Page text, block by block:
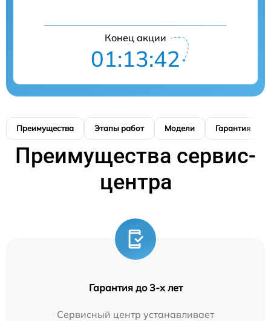
Конец акции
01:13:41
Преимущества Этапы работ Модели Гарантия
Преимущества сервис-
центра
Гарантия до 3-х лет
Сервисный центр устанавливает